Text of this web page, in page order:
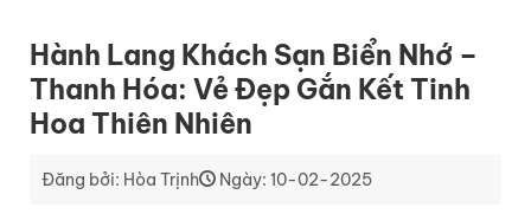
Hành Lang Khách Sạn Biển Nhớ –
Thanh Hóa: Vẻ Đẹp Gắn Kết Tinh
Hoa Thiên Nhiên
Đăng bởi: Hòa Trịnh Ngày: 10-02-2025